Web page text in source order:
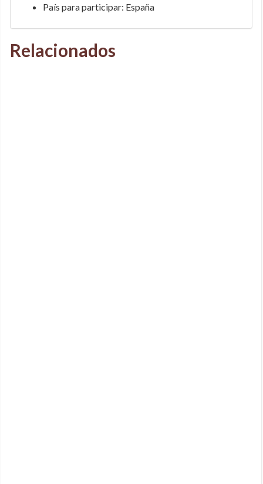
País para participar: España
Relacionados